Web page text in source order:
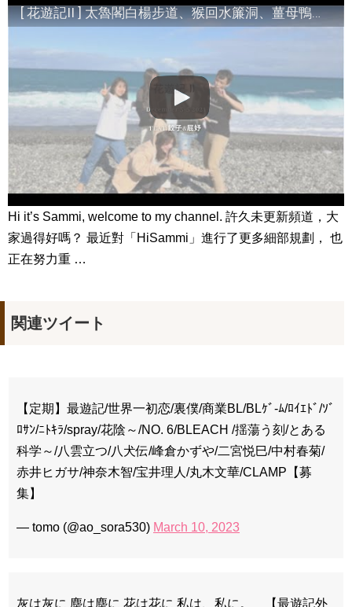
[BGM] 속물에 시원한 한방 #리턴 NEW!
王女ピョンガン！溫達は本当にアホだったのか？ 韓国文化・
「違う（ちがう）・異なる」を韓国語では？「다르다（タル
ダ）」の意味・使い方について
について
「退屈だ・暇だ」を韓国語では？「심심하다（シムシマダ）」
の意味・使い方について
■韓国ドラマ『キング～Two Hearts』予告動画（日本語字幕）
について
yoon kyun sang
HSF(126)-윤균상 서울숲 벤치 (YUN Kyunsang)(4)September::
Healing in Seoul Forest (서울숲)
ユン・ギュンサン主演「潜入弁護人」第1回特別公開！
ハン・ヘジン 한혜진 – (선공개) 강남 3대 얼짱 출신 &#39;한혜진
언니&#39; (ft. 도여니의 학창시절) | 편 먹고 갈래요? 밥블레스유 2
bobblessyou2 EP.18
九尾狐外伝 第２話 キム・ジウ チョ・ヒョンジェ
九尾狐外伝 メイキング03 ハン・イェスル
レンタル開始！
(ENG SUB) Behind The Scene Hyun Bin 현빈❤️ 손예진 Son Ye
Jin-Crash Landing On You/ヒョンビン❤️ソンイェジン / エンジョイ❕
ユン・ギュンサン、番組にも登場した愛猫が急死…イ・ソンギ
ョンら同僚芸能人から慰めの言葉が続々 – Taka News
復…痩せたのはソン・ジェリムのせい!? 」 (11/26)
[ 花遊記II ] 太魯閣白楊步道、猴回水簾洞、薑母鴨醉酒、看海的一天
Hi it’s Sammi, welcome to my channel. 許久未更新頻道，大
家過得好嗎？ 最近對「HiSammi」進行了更多細部規劃， 也
正在努力重 …
関連ツイート
【定期】最遊記/世界一初恋/裏僕/商業BL/BLｹﾞ-ﾑ/ﾛｲｴﾄﾞ/ｿﾞ
ﾛｻﾝ/ﾆﾄｷﾗ/spray/花陰～/NO. 6/BLEACH /揺蕩う刻/とある
科学～/八雲立つ/八犬伝/峰倉かずや/二宮悦巳/中村春菊/
赤井ヒガサ/神奈木智/宝井理人/丸木文華/CLAMP【募
集】
— tomo (@ao_sora530) March 10, 2023
灰は灰に 塵は塵に 花は花に 私は、私に。 【最遊記外